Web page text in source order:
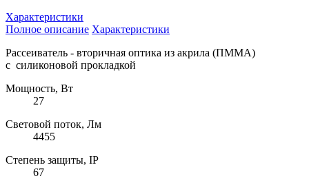
Характеристики
Полное описание Характеристики
Рассеиватель - вторичная оптика из акрила (ПММА)
с силиконовой прокладкой
Мощность, Вт
27
Световой поток, Лм
4455
Степень защиты, IP
67